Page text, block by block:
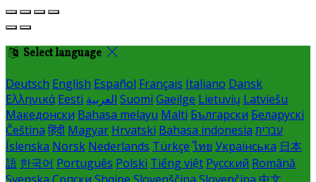
Select language
Deutsch English Español Français Italiano Dansk
Ελληνικά Eesti العربية Suomi Gaeilge Lietuvių Latviešu
Македонски Bahasa melayu Malti Български Беларускі
Čeština हिंदी Magyar Hrvatski Bahasa indonesia עברית
Íslenska Norsk Nederlands Türkçe ไทย Українська 日本
語 한국어 Português Polski Tiếng việt Русский Română